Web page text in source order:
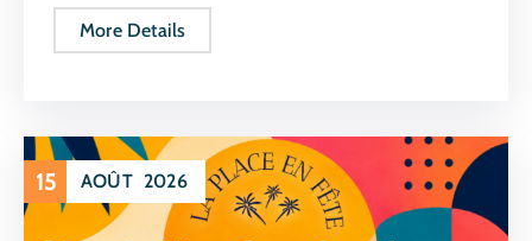
More Details
15 AOÛT 2026